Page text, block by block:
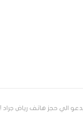
الي حجز هاتف رياض جراد !